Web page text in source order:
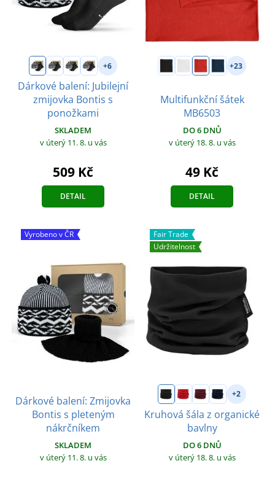
+6
Dárkové balení: Jubilejní
zmijovka Bontis s
ponožkami
SKLADEM
v úterý 11. 8. u vás
509 Kč
DETAIL
+23
Multifunkční šátek
MB6503
DO 6 DNŮ
v úterý 18. 8. u vás
49 Kč
DETAIL
Vyrobeno v ČR
Dárkové balení: Zmijovka
Bontis s pleteným
nákrčníkem
SKLADEM
v úterý 11. 8. u vás
Fair Trade
Udržitelnost
+2
Kruhová šála z organické
bavlny
DO 6 DNŮ
v úterý 18. 8. u vás